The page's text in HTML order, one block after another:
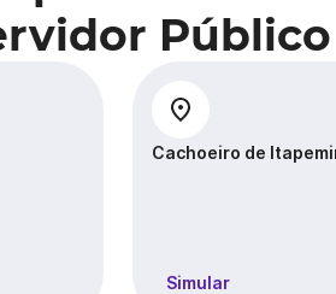
Público
Cachoeiro de
Simular